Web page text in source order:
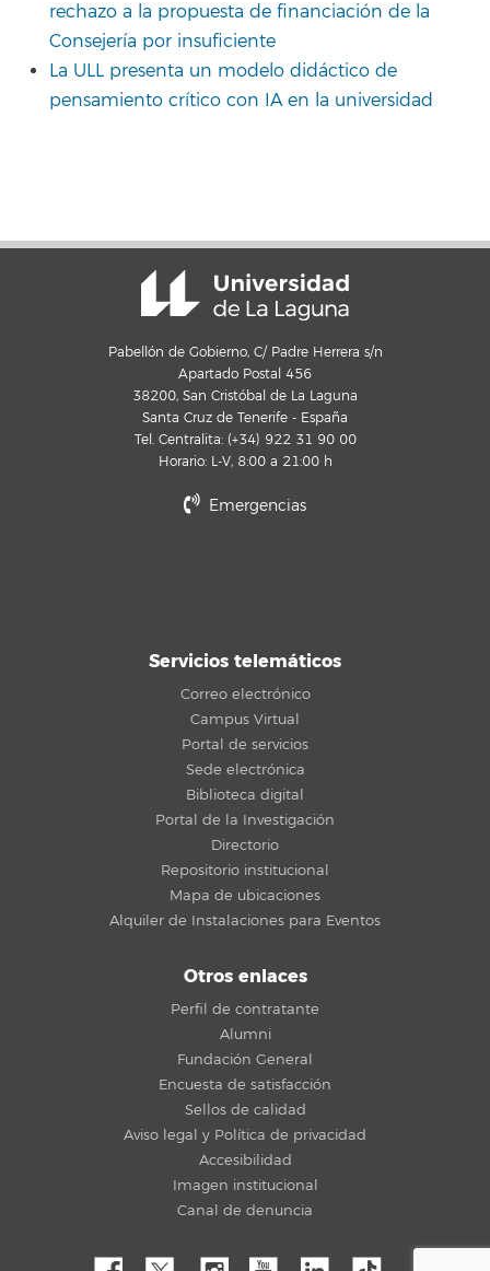
rechazo a la propuesta de financiación de la
Consejería por insuficiente
La ULL presenta un modelo didáctico de
pensamiento crítico con IA en la universidad
Pabellón de Gobierno, C/ Padre Herrera s/n
Apartado Postal 456
38200, San Cristóbal de La Laguna
Santa Cruz de Tenerife - España
Tel. Centralita: (+34) 922 31 90 00
Horario: L-V, 8:00 a 21:00 h
Emergencias
Servicios telemáticos
Correo electrónico
Campus Virtual
Portal de servicios
Sede electrónica
Biblioteca digital
Portal de la Investigación
Directorio
Repositorio institucional
Mapa de ubicaciones
Alquiler de Instalaciones para Eventos
Otros enlaces
Perfil de contratante
Alumni
Fundación General
Encuesta de satisfacción
Sellos de calidad
Aviso legal y Política de privacidad
Accesibilidad
Imagen institucional
Canal de denuncia